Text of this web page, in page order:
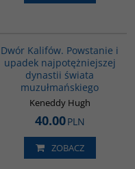
Dwór Kalifów. Powstanie i
upadek najpotężniejszej
dynastii świata
muzułmańskiego
Keneddy Hugh
40.00PLN
ZOBACZ